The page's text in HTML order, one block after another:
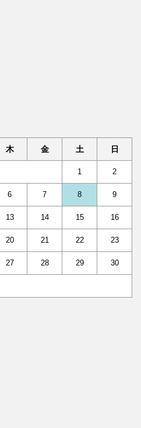
木 金 土 日
1 2
6 7 8 9
13 14 15 16
20 21 22 23
27 28 29 30